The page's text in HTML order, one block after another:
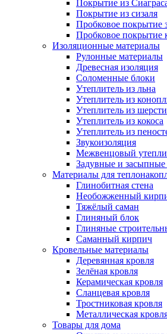
Покрытие из
Покрытие из сизаля
Пробковое покрытие
Пробковое покрытие
Изоляционные материалы
Рулонные материалы
Древесная изоляция
Соломенные блоки
Утеплитель из льна
Утеплитель из
Утеплитель из шерсти
Утеплитель из кокоса
Утеплитель из
Звукоизоляция
Межвенцовый
Задувные и засыпные
Материалы для
Глинобитная стена
Необожженный
Тяжёлый саман
Глиняный блок
Глиняные
Саманный кирпич
Кровельные материалы
Деревянная кровля
Зелёная кровля
Керамическая кровля
Сланцевая кровля
Тростниковая кровля
Металлическая
Товары для дома